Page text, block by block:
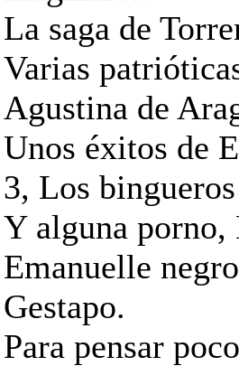
La saga de
Varias
Agustina de
Unos éxitos de
3, Los
Y alguna
Emanuelle
Gestapo.
Para pensar